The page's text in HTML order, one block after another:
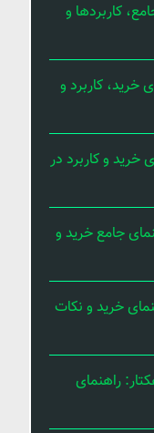
جامع، کاربردها و
خرید، کاربرد و
خرید و کاربرد در
جامع خرید و
خرید و نکات
راهنمای